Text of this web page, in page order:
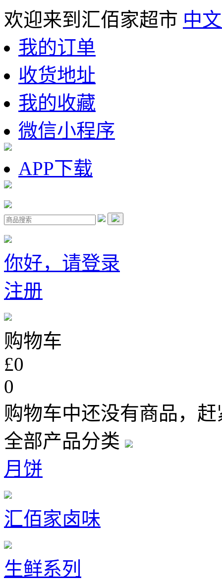
欢迎来到汇佰家超市 中
我的订单
收货地址
我的收藏
微信小程序
APP下载
你好，请登录
注册
购物车
£0
0
购物车中还没有商品，
全部产品分类
月饼
汇佰家卤味
生鲜系列